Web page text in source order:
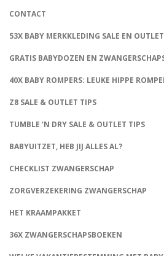
CONTACT
53X BABY MERKKLEDING SALE EN
GRATIS BABYDOZEN EN
40X BABY ROMPERS: LEUKE HIPPE
Z8 SALE & OUTLET TIPS
TUMBLE ‘N DRY SALE & OUTLET TIPS
BABYUITZET, HEB JIJ ALLES AL?
CHECKLIST ZWANGERSCHAP
ZORGVERZEKERING ZWANGERSCHAP
HET KRAAMPAKKET
36X ZWANGERSCHAPSBOEKEN